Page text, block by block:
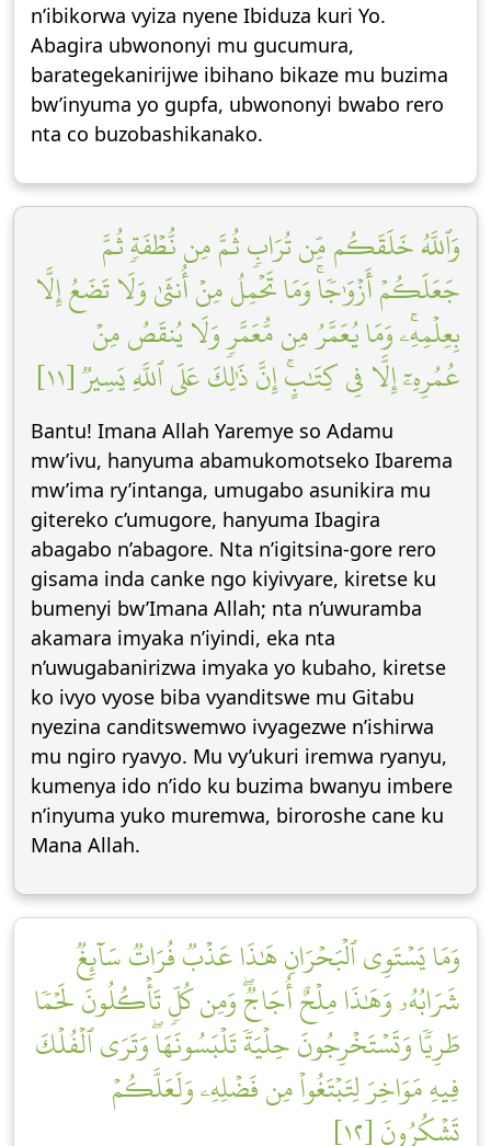
n’ibikorwa vyiza nyene Ibiduza kuri Yo.
Abagira ubwononyi mu gucumura,
barategekanirijwe ibihano bikaze mu buzima
bw’inyuma yo gupfa, ubwononyi bwabo rero
nta co buzobashikanako.
وَٱللَّهُ خَلَقَكُم مِّن تُرَابٖ ثُمَّ مِن نُّطۡفَةٖ ثُمَّ
جَعَلَكُمۡ أَزۡوَٰجٗاۚ وَمَا تَحۡمِلُ مِنۡ أُنثَىٰ وَلَا تَضَعُ إِلَّا
بِعِلۡمِهِۦۚ وَمَا يُعَمَّرُ مِن مُّعَمَّرٖ وَلَا يُنقَصُ مِنۡ
عُمُرِهِۦٓ إِلَّا فِي كِتَٰبٍۚ إِنَّ ذَٰلِكَ عَلَى ٱللَّهِ يَسِيرٞ [١١]
Bantu! Imana Allah Yaremye so Adamu
mw’ivu, hanyuma abamukomotseko Ibarema
mw’ima ry’intanga, umugabo asunikira mu
gitereko c’umugore, hanyuma Ibagira
abagabo n’abagore. Nta n’igitsina-gore rero
gisama inda canke ngo kiyivyare, kiretse ku
bumenyi bw’Imana Allah; nta n’uwuramba
akamara imyaka n’iyindi, eka nta
n’uwugabanirizwa imyaka yo kubaho, kiretse
ko ivyo vyose biba vyanditswe mu Gitabu
nyezina canditswemwo ivyagezwe n’ishirwa
mu ngiro ryavyo. Mu vy’ukuri iremwa ryanyu,
kumenya ido n’ido ku buzima bwanyu imbere
n’inyuma yuko muremwa, biroroshe cane ku
Mana Allah.
وَمَا يَسۡتَوِي ٱلۡبَحۡرَانِ هَٰذَا عَذۡبٞ فُرَاتٞ سَآئِغٞ
شَرَابُهُۥ وَهَٰذَا مِلۡحٌ أُجَاجٞۖ وَمِن كُلّٖ تَأۡكُلُونَ لَحۡمٗا
طَرِيّٗا وَتَسۡتَخۡرِجُونَ حِلۡيَةٗ تَلۡبَسُونَهَاۖ وَتَرَى ٱلۡفُلۡكَ
فِيهِ مَوَاخِرَ لِتَبۡتَغُواْ مِن فَضۡلِهِۦ وَلَعَلَّكُمۡ
تَشۡكُرُونَ [١٢]